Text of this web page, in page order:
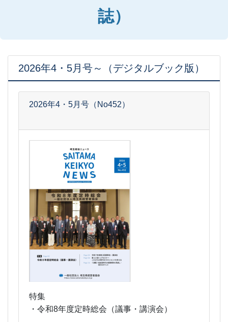
誌）
2026年4・5月号～（デジタルブック版）
2026年4・5月号（No452）
特集
・令和8年度定時総会（議事・講演会）